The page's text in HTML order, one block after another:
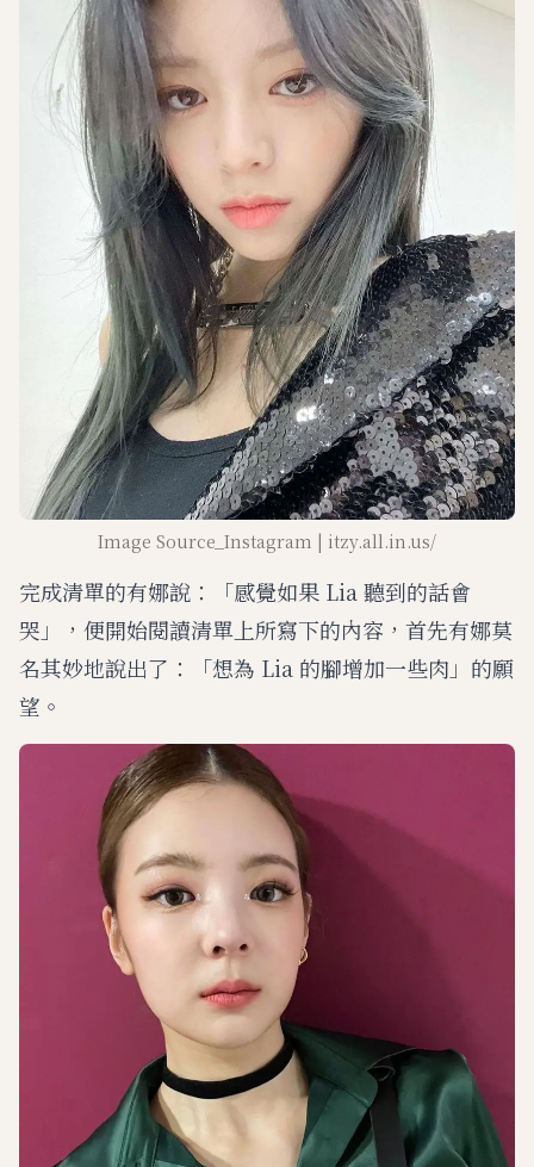
Image Source_Instagram | itzy.all.in.us/
完成清單的有娜說：「感覺如果 Lia 聽到的話會
哭」，便開始閱讀清單上所寫下的內容，首先有娜莫
名其妙地說出了：「想為 Lia 的腳增加一些肉」的願
望。